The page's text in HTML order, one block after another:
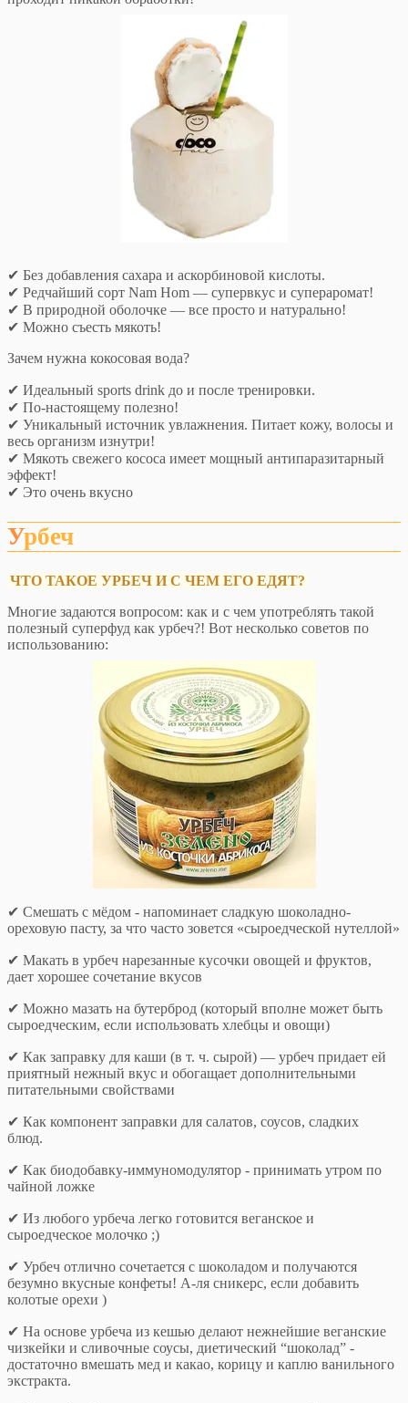
✔ Без добавления сахара и аскорбиновой кислоты.
✔ Редчайший сорт Nam Hom — супервкус и супераромат!
✔ В природной оболочке — все просто и натурально!
✔ Можно съесть мякоть!
Зачем нужна кокосовая вода?
✔ Идеальный sports drink до и после тренировки.
✔ По-настоящему полезно!
✔ Уникальный источник увлажнения. Питает кожу, волосы и
весь организм изнутри!
✔ Мякоть свежего кососа имеет мощный антипаразитарный
эффект!
✔ Это очень вкусно
Урбеч
ЧТО ТАКОЕ УРБЕЧ И С ЧЕМ ЕГО ЕДЯТ?
Многие задаются вопросом: как и с чем употреблять такой
полезный суперфуд как урбеч?! Вот несколько советов по
использованию:
✔ Смешать с мёдом - напоминает сладкую шоколадно-
ореховую пасту, за что часто зовется «сыроедческой нутеллой»
✔ Макать в урбеч нарезанные кусочки овощей и фруктов,
дает хорошее сочетание вкусов
✔ Можно мазать на бутерброд (который вполне может быть
сыроедческим, если использовать хлебцы и овощи)
✔ Как заправку для каши (в т. ч. сырой) — урбеч придает ей
приятный нежный вкус и обогащает дополнительными
питательными свойствами
✔ Как компонент заправки для салатов, соусов, сладких
блюд.
✔ Как биодобавку-иммуномодулятор - принимать утром по
чайной ложке
✔ Из любого урбеча легко готовится веганское и
сыроедческое молочко ;)
✔ Урбеч отлично сочетается с шоколадом и получаются
безумно вкусные конфеты! А-ля сникерс, если добавить
колотые орехи )
✔ На основе урбеча из кешью делают нежнейшие веганские
чизкейки и сливочные соусы, диетический “шоколад” -
достаточно вмешать мед и какао, корицу и каплю ванильного
экстракта.